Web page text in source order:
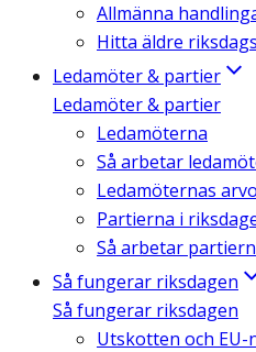
Allmänna
Hitta äldre
Ledamöter & partier
Ledamöter & partier
Ledamöterna
Så arbetar
Ledamöternas
Partierna i
Så arbetar
Så fungerar riksdagen
Så fungerar riksdagen
Utskotten och EU-